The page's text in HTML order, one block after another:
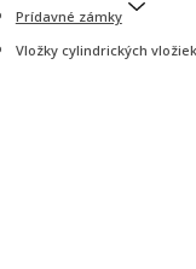
Prídavné zámky
Vložky cylindrických